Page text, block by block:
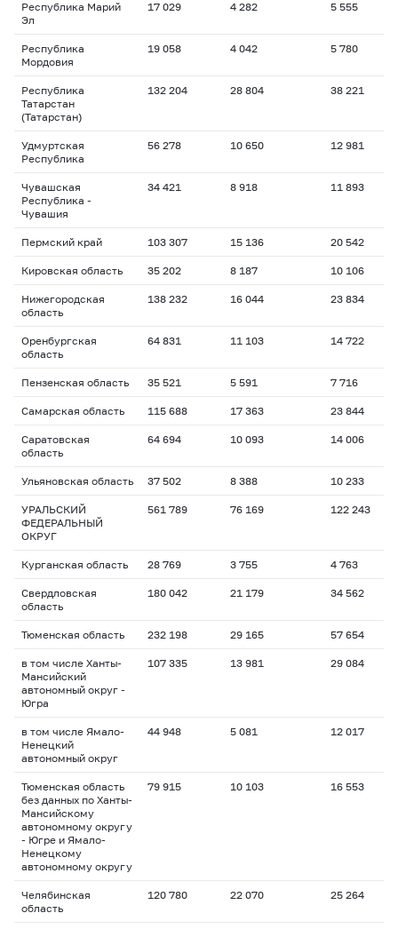
Республика Марий
Эл
17 029 4 282 5 555
Республика
Мордовия
19 058 4 042 5 780
Республика
Татарстан
(Татарстан)
132 204 28 804 38 221
Удмуртская
Республика
56 278 10 650 12 981
Чувашская
Республика -
Чувашия
34 421 8 918 11 893
Пермский край 103 307 15 136 20 542
Кировская область 35 202 8 187 10 106
Нижегородская
область
138 232 16 044 23 834
Оренбургская
область
64 831 11 103 14 722
Пензенская область 35 521 5 591 7 716
Самарская область 115 688 17 363 23 844
Саратовская
область
64 694 10 093 14 006
Ульяновская область 37 502 8 388 10 233
УРАЛЬСКИЙ
ФЕДЕРАЛЬНЫЙ
ОКРУГ
561 789 76 169 122 243
Курганская область 28 769 3 755 4 763
Свердловская
область
180 042 21 179 34 562
Тюменская область 232 198 29 165 57 654
в том числе Ханты-
Мансийский
автономный округ -
Югра
107 335 13 981 29 084
в том числе Ямало-
Ненецкий
автономный округ
44 948 5 081 12 017
Тюменская область
без данных по Ханты-
Мансийскому
автономному округу
- Югре и Ямало-
Ненецкому
автономному округу
79 915 10 103 16 553
Челябинская
область
120 780 22 070 25 264